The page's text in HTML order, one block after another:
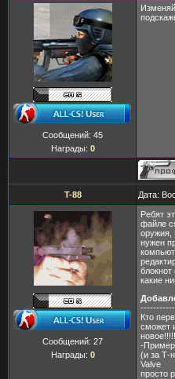
Сообщений: 45
Награды: 0
T-88 Дата:
Сообщений: 27
Награды: 0
Ребят
файле
оружия,
нужен
какие
Кто
сможет
-
(и за Т-
Valve
просто